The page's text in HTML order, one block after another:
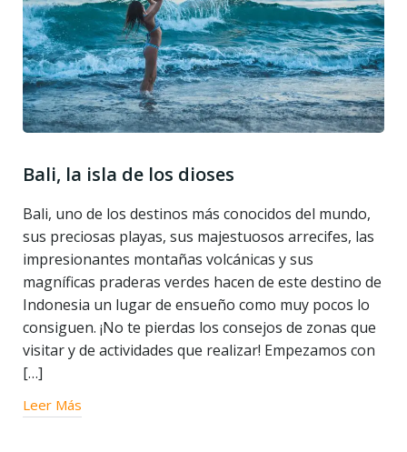
Bali, la isla de los dioses
Bali, uno de los destinos más conocidos del mundo,
sus preciosas playas, sus majestuosos arrecifes, las
impresionantes montañas volcánicas y sus
magníficas praderas verdes hacen de este destino de
Indonesia un lugar de ensueño como muy pocos lo
consiguen. ¡No te pierdas los consejos de zonas que
visitar y de actividades que realizar! Empezamos con
[…]
Leer Más